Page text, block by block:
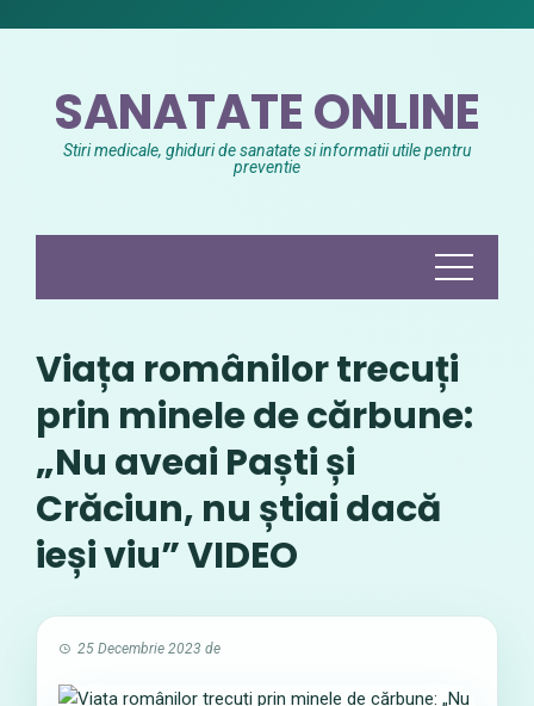
SANATATE ONLINE
Stiri medicale, ghiduri de sanatate si informatii utile pentru
preventie
Viața românilor trecuți
prin minele de cărbune:
„Nu aveai Paști și
Crăciun, nu știai dacă
ieși viu” VIDEO
25 Decembrie 2023 de